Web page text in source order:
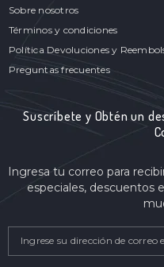
Sobre nosotros
Términos y condiciones
Política Devoluciones y
Preguntas frecuentes
Suscríbete y Obtén un
Ingresa tu correo para
especiales, descuentos